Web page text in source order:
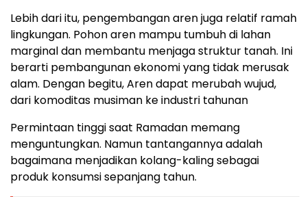
Lebih dari itu, pengembangan aren juga relatif ramah
lingkungan. Pohon aren mampu tumbuh di lahan
marginal dan membantu menjaga struktur tanah. Ini
berarti pembangunan ekonomi yang tidak merusak
alam. Dengan begitu, Aren dapat merubah wujud,
dari komoditas musiman ke industri tahunan
Permintaan tinggi saat Ramadan memang
menguntungkan. Namun tantangannya adalah
bagaimana menjadikan kolang-kaling sebagai
produk konsumsi sepanjang tahun.